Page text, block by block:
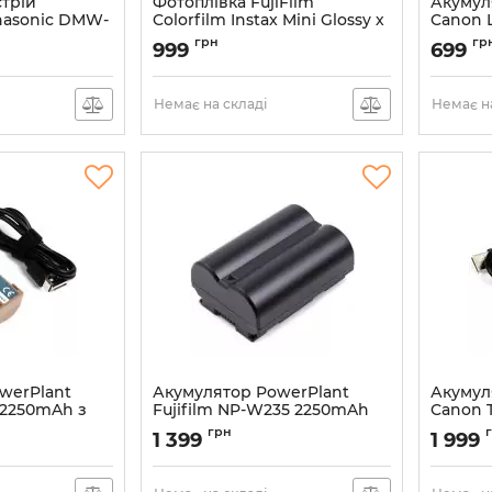
DMW-
Colorfilm Instax Mini Glossy х
2 (16567828)
Артикул:
999 грн
Немає на складі
Canon
Артикул:
699
Немає
з
(CB970889)
Акумулятор PowerPlant
Fujifilm NP-W235 2250mAh
(CB970414)
Артикул:
1 399 грн
Canon
Артикул:
1 999